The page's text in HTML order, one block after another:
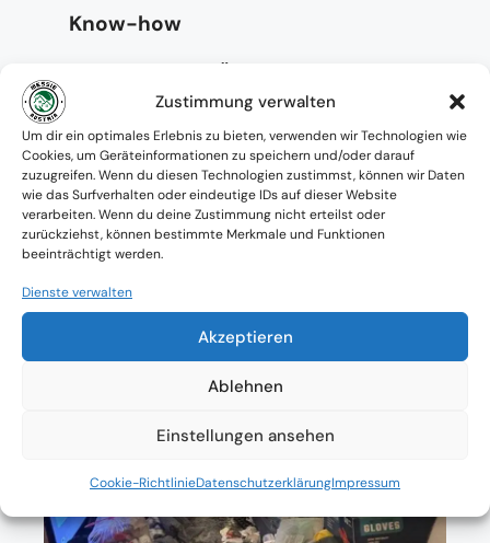
Zustimmung verwalten
Um dir ein optimales Erlebnis zu bieten, verwenden wir Technologien wie
Cookies, um Geräteinformationen zu speichern und/oder darauf
zuzugreifen. Wenn du diesen Technologien zustimmst, können wir Daten
wie das Surfverhalten oder eindeutige IDs auf dieser Website
verarbeiten. Wenn du deine Zustimmung nicht erteilst oder
zurückziehst, können bestimmte Merkmale und Funktionen
beeinträchtigt werden.
Dienste verwalten
Akzeptieren
Ablehnen
Einstellungen ansehen
Cookie-RichtlinieDatenschutzerklärungImpressum
Know-how
Absolute Diskretion & keine
Zusammenarbeit mit Ämtern ohne
Einverständnis